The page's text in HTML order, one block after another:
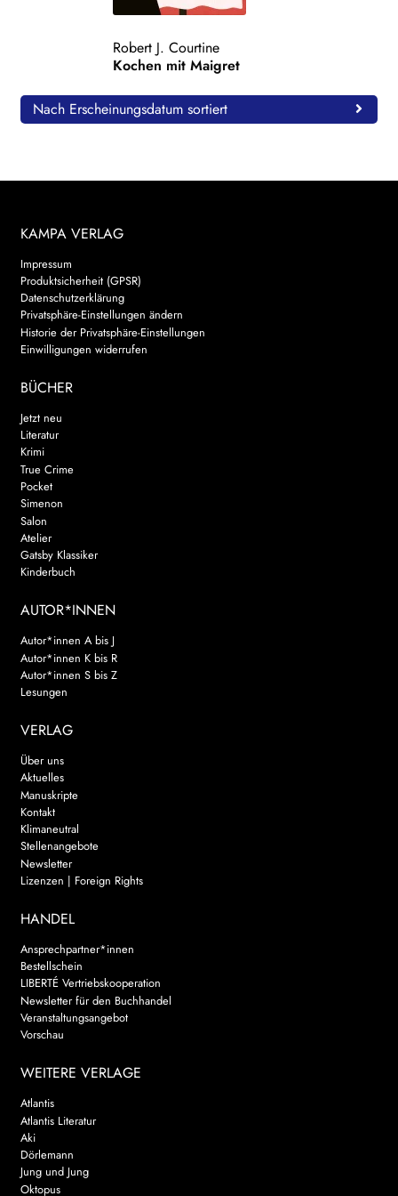
Search:
Robert J. Courtine
Kochen mit Maigret
Nach Erscheinungsdatum sortiert
KAMPA VERLAG
Impressum
Produktsicherheit (GPSR)
Datenschutzerklärung
Privatsphäre-Einstellungen ändern
Historie der Privatsphäre-Einstellungen
Einwilligungen widerrufen
BÜCHER
Jetzt neu
Literatur
Krimi
True Crime
Pocket
Simenon
Salon
Atelier
Gatsby Klassiker
Kinderbuch
AUTOR*INNEN
Autor*innen A bis J
Autor*innen K bis R
Autor*innen S bis Z
Lesungen
VERLAG
Über uns
Aktuelles
Manuskripte
Kontakt
Klimaneutral
Stellenangebote
Newsletter
Lizenzen | Foreign Rights
HANDEL
Ansprechpartner*innen
Bestellschein
LIBERTÉ Vertriebskooperation
Newsletter für den Buchhandel
Veranstaltungsangebot
Vorschau
WEITERE VERLAGE
Atlantis
Atlantis Literatur
Aki
Dörlemann
Jung und Jung
Oktopus